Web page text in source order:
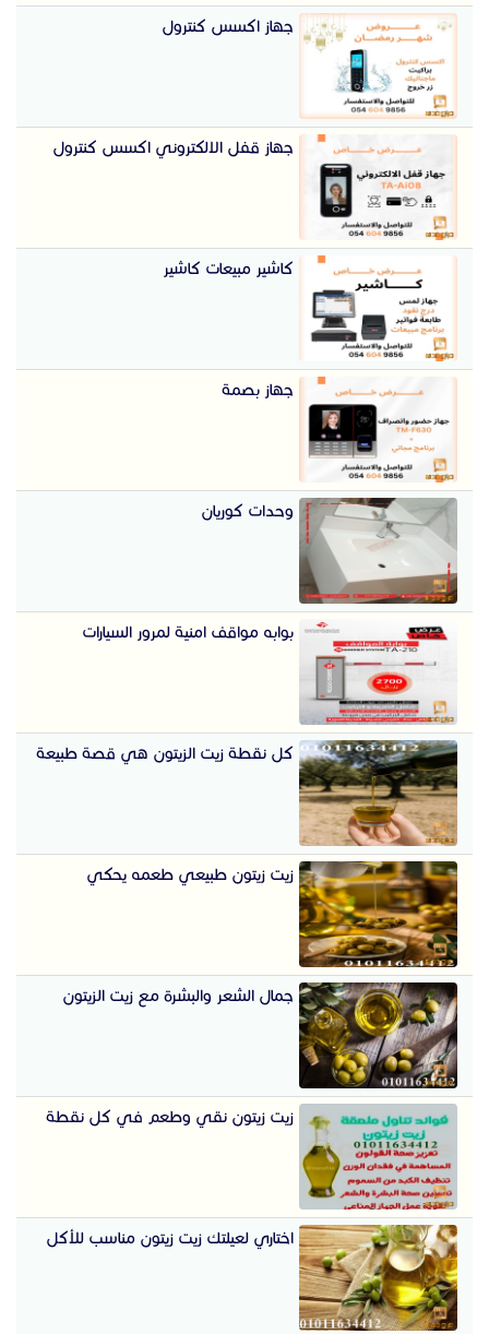
جهاز اكسس كنترول
جهاز قفل الالكتروني اكسس كنترول
كاشير مبيعات كاشير
جهاز بصمة
وحدات كوريان
بوابه مواقف امنية لمرور السيارات
كل نقطة زيت الزيتون هي قصة طبيعة
زيت زيتون طبيعي طعمه يحكي
جمال الشعر والبشرة مع زيت الزيتون
زيت زيتون نقي وطعم في كل نقطة
اختاري لعيلتك زيت زيتون مناسب للأكل